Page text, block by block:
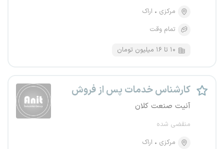
مرکزی
اراک
تمام وقت
۱۰ تا ۱۶ میلیون تومان
کارشناس خدمات پس از فروش
آنیت صنعت کلان
منقضی شده
مرکزی
اراک